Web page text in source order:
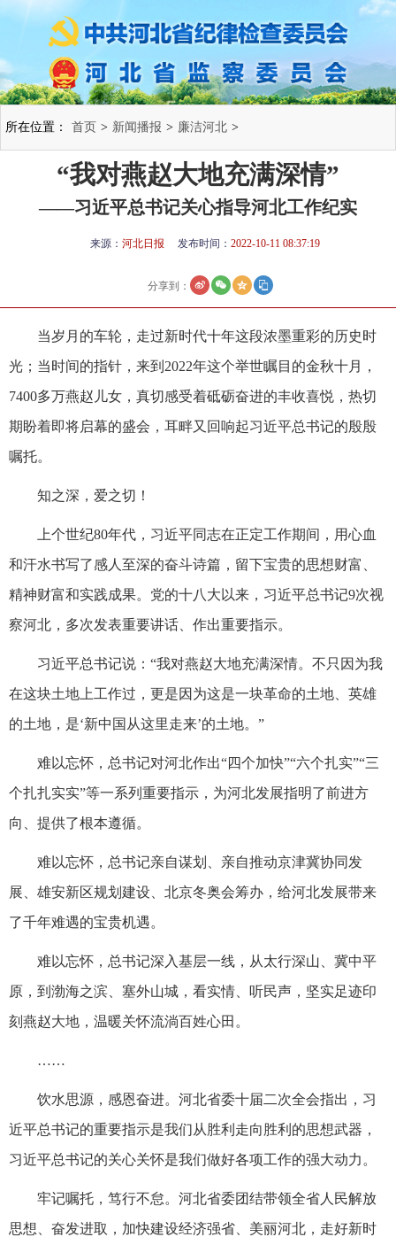
所在位置： 首页 > 新闻播报 > 廉洁河北 >
“我对燕赵大地充满深情”
——习近平总书记关心指导河北工作纪实
来源： 河北日报 发布时间： 2022-10-11 08:37:19
分享到：
当岁月的车轮，走过新时代十年这段浓墨重彩的历史时
光；当时间的指针，来到2022年这个举世瞩目的金秋十月，
7400多万燕赵儿女，真切感受着砥砺奋进的丰收喜悦，热切
期盼着即将启幕的盛会，耳畔又回响起习近平总书记的殷殷
嘱托。
知之深，爱之切！
上个世纪80年代，习近平同志在正定工作期间，用心血
和汗水书写了感人至深的奋斗诗篇，留下宝贵的思想财富、
精神财富和实践成果。党的十八大以来，习近平总书记9次视
察河北，多次发表重要讲话、作出重要指示。
习近平总书记说：“我对燕赵大地充满深情。不只因为我
在这块土地上工作过，更是因为这是一块革命的土地、英雄
的土地，是‘新中国从这里走来’的土地。”
难以忘怀，总书记对河北作出“四个加快”“六个扎实”“三
个扎扎实实”等一系列重要指示，为河北发展指明了前进方
向、提供了根本遵循。
难以忘怀，总书记亲自谋划、亲自推动京津冀协同发
展、雄安新区规划建设、北京冬奥会筹办，给河北发展带来
了千年难遇的宝贵机遇。
难以忘怀，总书记深入基层一线，从太行深山、冀中平
原，到渤海之滨、塞外山城，看实情、听民声，坚实足迹印
刻燕赵大地，温暖关怀流淌百姓心田。
……
饮水思源，感恩奋进。河北省委十届二次全会指出，习
近平总书记的重要指示是我们从胜利走向胜利的思想武器，
习近平总书记的关心关怀是我们做好各项工作的强大动力。
牢记嘱托，笃行不怠。河北省委团结带领全省人民解放
思想、奋发进取，加快建设经济强省、美丽河北，走好新时